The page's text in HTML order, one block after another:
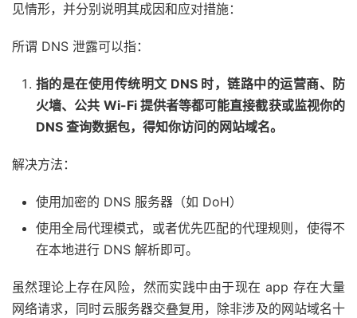
见情形，并分别说明其成因和应对措施：
所谓 DNS 泄露可以指：
指的是在使用传统明文 DNS 时，链路中的运营商、防
火墙、公共 Wi-Fi 提供者等都可能直接截获或监视你的
DNS 查询数据包，得知你访问的网站域名。
解决方法：
使用加密的 DNS 服务器（如 DoH）
使用全局代理模式，或者优先匹配的代理规则，使得不
在本地进行 DNS 解析即可。
虽然理论上存在风险，然而实践中由于现在 app 存在大量
网络请求，同时云服务器交叠复用，除非涉及的网站域名十